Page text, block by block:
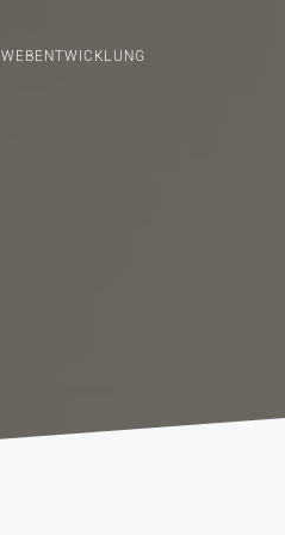
WEBENTWICKLUNG